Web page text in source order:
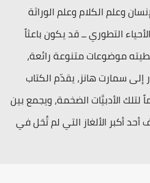
وعلم الكلام وعلم الوراثة
التطوري ــ قد يكون باعثاً
موضوعات متنوعة رائعة،
إلى سمارت هانز، يقدّم الكتاب
لتلك الأدبيَّات الضخمة، ويجمع بين
أكبر الألغاز التي لم تُحَل في